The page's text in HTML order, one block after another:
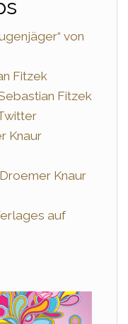
von
Fitzek
Fitzek
Knaur
Knaur
auf